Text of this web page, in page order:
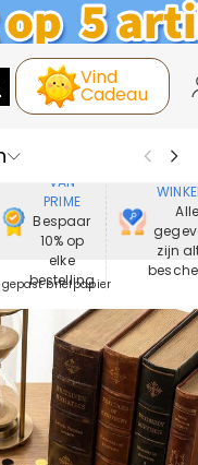
Vind
Cadeau
VAN
PRIME
Bespaar
10% op
elke
bestelling
Alle
zijn
briefpapier